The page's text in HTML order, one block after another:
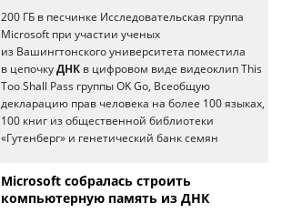
200 ГБ в песчинке Исследовательская группа
Microsoft при участии ученых
из Вашингтонского университета поместила
в цепочку ДНК в цифровом виде видеоклип This
Too Shall Pass группы OK Go, Всеобщую
декларацию прав человека на более 100 языках,
100 книг из общественной библиотеки
«Гутенберг» и генетический банк семян
Microsoft собралась строить
компьютерную память из ДНК